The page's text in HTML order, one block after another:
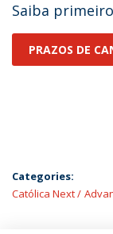
Saiba
PRAZOS DE
Categories:
Católica Next